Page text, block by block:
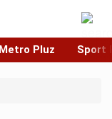
Metro Pluz Sport